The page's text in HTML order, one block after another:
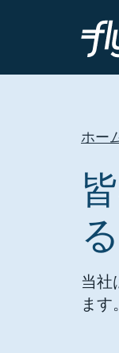
ホー
当社
ます。